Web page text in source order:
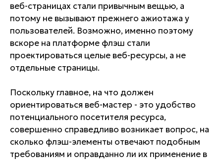
веб-страницах стали привычным вещью, а
потому не вызывают прежнего ажиотажа у
пользователей. Возможно, именно поэтому
вскоре на платформе флэш стали
проектироваться целые веб-ресурсы, а не
отдельные страницы.
Поскольку главное, на что должен
ориентироваться веб-мастер - это удобство
потенциального посетителя ресурса,
совершенно справедливо возникает вопрос, на
сколько флэш-элементы отвечают подобным
требованиям и оправданно ли их применение в